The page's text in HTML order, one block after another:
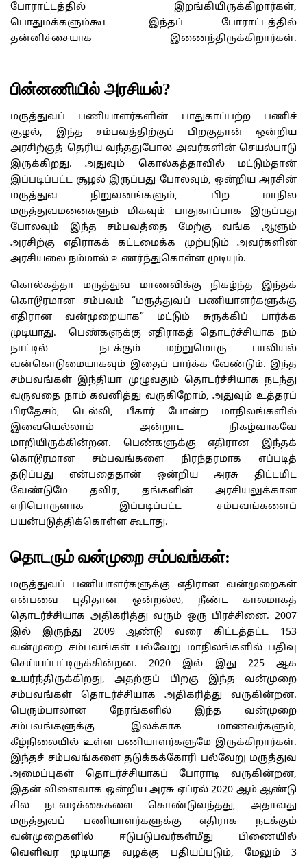
போராட்டத்தில் இறங்கியிருக்கிறார்கள்,
பொதுமக்களும்கூட இந்தப் போராட்டத்தில்
தன்னிச்சையாக இணைந்திருக்கிறார்கள்.
பின்னணியில் அரசியல்?
மருத்துவப் பணியாளர்களின் பாதுகாப்பற்ற பணிச்
சூழல், இந்த சம்பவத்திற்குப் பிறகுதான் ஒன்றிய
அரசிற்குத் தெரிய வந்ததுபோல அவர்களின் செயல்பாடு
இருக்கிறது. அதுவும் கொல்கத்தாவில் மட்டும்தான்
இப்படிப்பட்ட சூழல் இருப்பது போலவும், ஒன்றிய அரசின்
மருத்துவ நிறுவனங்களும், பிற மாநில
மருத்துவமனைகளும் மிகவும் பாதுகாப்பாக இருப்பது
போலவும் இந்த சம்பவத்தை மேற்கு வங்க ஆளும்
அரசிற்கு எதிராகக் கட்டமைக்க முற்படும் அவர்களின்
அரசியலை நம்மால் உணர்ந்துகொள்ள முடியும்.
கொல்கத்தா மருத்துவ மாணவிக்கு நிகழ்ந்த இந்தக்
கொடூரமான சம்பவம் “மருத்துவப் பணியாளர்களுக்கு
எதிரான வன்முறையாக” மட்டும் சுருக்கிப் பார்க்க
முடியாது. பெண்களுக்கு எதிராகத் தொடர்ச்சியாக நம்
நாட்டில் நடக்கும் மற்றுமொரு பாலியல்
வன்கொடுமையாகவும் இதைப் பார்க்க வேண்டும். இந்த
சம்பவங்கள் இந்தியா முழுவதும் தொடர்ச்சியாக நடந்து
வருவதை நாம் கவனித்து வருகிறோம், அதுவும் உத்தரப்
பிரதேசம், டெல்லி, பீகார் போன்ற மாநிலங்களில்
இவையெல்லாம் அன்றாட நிகழ்வாகவே
மாறியிருக்கின்றன. பெண்களுக்கு எதிரான இந்தக்
கொடூரமான சம்பவங்களை நிரந்தரமாக எப்படித்
தடுப்பது என்பதைதான் ஒன்றிய அரசு திட்டமிட
வேண்டுமே தவிர, தங்களின் அரசியலுக்கான
எரிபொருளாக இப்படிப்பட்ட சம்பவங்களைப்
பயன்படுத்திக்கொள்ள கூடாது.
தொடரும் வன்முறை சம்பவங்கள்:
மருத்துவப் பணியாளர்களுக்கு எதிரான வன்முறைகள்
என்பவை புதிதான ஒன்றல்ல, நீண்ட காலமாகத்
தொடர்ச்சியாக அதிகரித்து வரும் ஒரு பிரச்சினை. 2007
இல் இருந்து 2009 ஆண்டு வரை கிட்டத்தட்ட 153
வன்முறை சம்பவங்கள் பல்வேறு மாநிலங்களில் பதிவு
செய்யப்பட்டிருக்கின்றன. 2020 இல் இது 225 ஆக
உயர்ந்திருக்கிறது, அதற்குப் பிறகு இந்த வன்முறை
சம்பவங்கள் தொடர்ச்சியாக அதிகரித்து வருகின்றன.
பெரும்பாலான நேரங்களில் இந்த வன்முறை
சம்பவங்களுக்கு இலக்காக மாணவர்களும்,
கீழ்நிலையில் உள்ள பணியாளர்களுமே இருக்கிறார்கள்.
இந்தச் சம்பவங்களை தடுக்கக்கோரி பல்வேறு மருத்துவ
அமைப்புகள் தொடர்ச்சியாகப் போராடி வருகின்றன,
இதன் விளைவாக ஒன்றிய அரசு ஏப்ரல் 2020 ஆம் ஆண்டு
சில நடவடிக்கைகளை கொண்டுவந்தது, அதாவது
மருத்துவப் பணியாளர்களுக்கு எதிராக நடக்கும்
வன்முறைகளில் ஈடுபடுபவர்கள்மீது பிணையில்
வெளிவர முடியாத வழக்கு பதியப்படும், மேலும் 3